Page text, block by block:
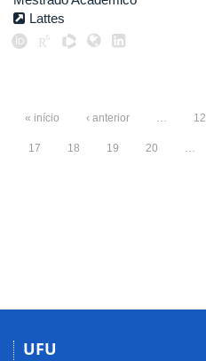
Lattes
« início ‹ anterior 12
17 18 19 20
UFU